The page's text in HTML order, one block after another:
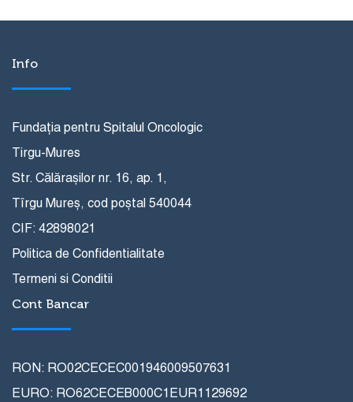
Info
Fundația pentru Spitalul Oncologic
Tirgu-Mures
Str. Călărașilor nr. 16, ap. 1,
Tîrgu Mureș, cod poștal 540044
CIF: 42898021
Politica de Confidentialitate
Termeni si Conditii
Cont Bancar
RON: RO02CECEC001946009507631
EURO: RO62CECEB000C1EUR1129692